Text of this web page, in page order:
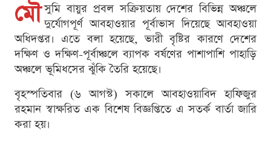
মৌ সুমি বায়ুর প্রবল সক্রিয়তায় দেশের বিভিন্ন অঞ্চলে
দুর্যোগপূর্ণ আবহাওয়ার পূর্বাভাস দিয়েছে আবহাওয়া
অধিদপ্তর। এতে বলা হয়েছে, ভারী বৃষ্টির কারণে দেশের
দক্ষিণ ও দক্ষিণ-পূর্বাঞ্চলে ব্যাপক বর্ষণের পাশাপাশি পাহাড়ি
অঞ্চলে ভূমিধসের ঝুঁকি তৈরি হয়েছে।
বৃহস্পতিবার (৬ আগস্ট) সকালে আবহাওয়াবিদ হাফিজুর
রহমান স্বাক্ষরিত এক বিশেষ বিজ্ঞপ্তিতে এ সতর্ক বার্তা জারি
করা হয়।